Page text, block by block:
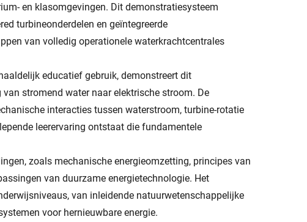
en klasomgevingen. Dit demonstratiesysteem
turbineonderdelen en geïntegreerde
van volledig operationele waterkrachtcentrales
educatief gebruik, demonstreert dit
stromend water naar elektrische stroom. De
interacties tussen waterstroom, turbine-rotatie
leerervaring ontstaat die fundamentele
zoals mechanische energieomzetting, principes van
van duurzame energietechnologie. Het
van inleidende natuurwetenschappelijke
voor hernieuwbare energie.